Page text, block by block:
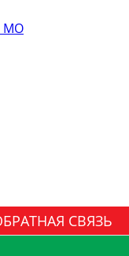
МО
СВЯЗЬ